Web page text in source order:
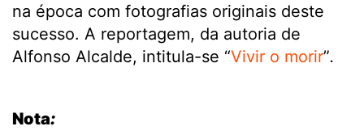
na época com fotografias originais deste
sucesso. A reportagem, da autoria de
Alfonso Alcalde, intitula-se “Vivir o morir”.
Nota: